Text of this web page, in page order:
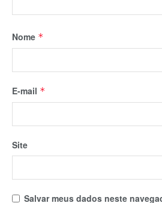
Nome *
E-mail *
Site
Salvar meus dados neste